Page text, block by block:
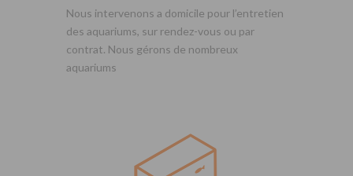
Nous intervenons a domicile pour l’entretien
des aquariums, sur rendez-vous ou par
contrat. Nous gérons de nombreux
aquariums